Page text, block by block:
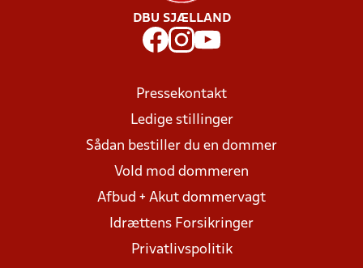
DBU SJÆLLAND
Pressekontakt
Ledige stillinger
Sådan bestiller du en dommer
Vold mod dommeren
Afbud + Akut dommervagt
Idrættens Forsikringer
Privatlivspolitik